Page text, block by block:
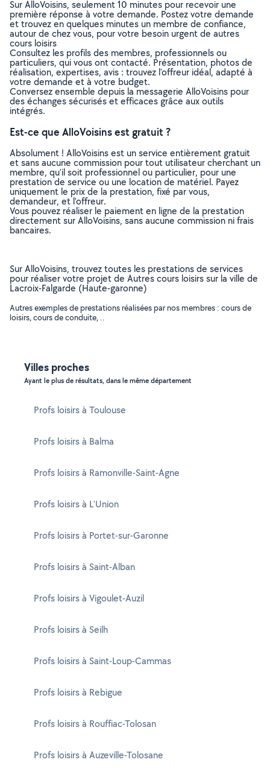
Sur AlloVoisins, seulement 10 minutes pour recevoir une
première réponse à votre demande. Postez votre demande
et trouvez en quelques minutes un membre de confiance,
autour de chez vous, pour votre besoin urgent de autres
cours loisirs
Consultez les profils des membres, professionnels ou
particuliers, qui vous ont contacté. Présentation, photos de
réalisation, expertises, avis : trouvez l'offreur idéal, adapté à
votre demande et à votre budget.
Conversez ensemble depuis la messagerie AlloVoisins pour
des échanges sécurisés et efficaces grâce aux outils
intégrés.
Est-ce que AlloVoisins est gratuit ?
Absolument ! AlloVoisins est un service entièrement gratuit
et sans aucune commission pour tout utilisateur cherchant un
membre, qu’il soit professionnel ou particulier, pour une
prestation de service ou une location de matériel. Payez
uniquement le prix de la prestation, fixé par vous,
demandeur, et l’offreur.
Vous pouvez réaliser le paiement en ligne de la prestation
directement sur AlloVoisins, sans aucune commission ni frais
bancaires.
Sur AlloVoisins, trouvez toutes les prestations de services
pour réaliser votre projet de Autres cours loisirs sur la ville de
Lacroix-Falgarde (Haute-garonne)
Autres exemples de prestations réalisées par nos membres : cours de
loisirs, cours de conduite, ..
Villes proches
Ayant le plus de résultats, dans le même département
Profs loisirs à Toulouse
Profs loisirs à Balma
Profs loisirs à Ramonville-Saint-Agne
Profs loisirs à L'Union
Profs loisirs à Portet-sur-Garonne
Profs loisirs à Saint-Alban
Profs loisirs à Vigoulet-Auzil
Profs loisirs à Seilh
Profs loisirs à Saint-Loup-Cammas
Profs loisirs à Rebigue
Profs loisirs à Rouffiac-Tolosan
Profs loisirs à Auzeville-Tolosane